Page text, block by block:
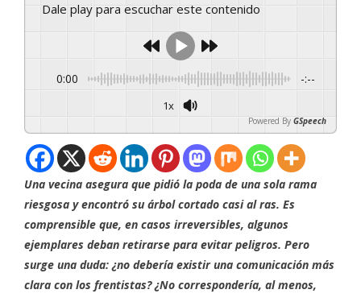
Dale play para escuchar este contenido
0:00 -:--
1x
Powered By GSpeech
Una vecina asegura que pidió la poda de una sola rama
riesgosa y encontró su árbol cortado casi al ras. Es
comprensible que, en casos irreversibles, algunos
ejemplares deban retirarse para evitar peligros. Pero
surge una duda: ¿no debería existir una comunicación más
clara con los frentistas? ¿No correspondería, al menos,